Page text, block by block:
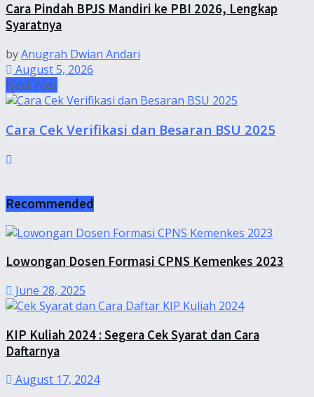
Cara Pindah BPJS Mandiri ke PBI 2026, Lengkap
Syaratnya
byAnugrah Dwian Andari
August 5, 2026
Next Post
Cara Cek Verifikasi dan Besaran BSU 2025
Recommended
Lowongan Dosen Formasi CPNS Kemenkes 2023
June 28, 2025
KIP Kuliah 2024 : Segera Cek Syarat dan Cara
Daftarnya
August 17, 2024